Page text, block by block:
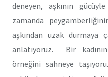
deneyen, aşkının
zamanda
aşkından uzak durmaya
anlatıyoruz. Bir
örneğini sahneye